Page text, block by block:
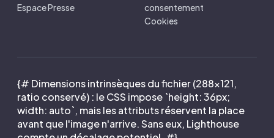
Espace Presse
consentement
Cookies
{# Dimensions intrinsèques du fichier (288×121,
ratio conservé) : le CSS impose `height: 36px;
width: auto`, mais les attributs réservent la place
avant que l'image n'arrive. Sans eux, Lighthouse